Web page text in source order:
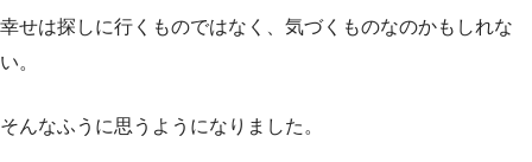
幸せは探しに行くものではなく、気づくものなのかもしれな
い。
そんなふうに思うようになりました。